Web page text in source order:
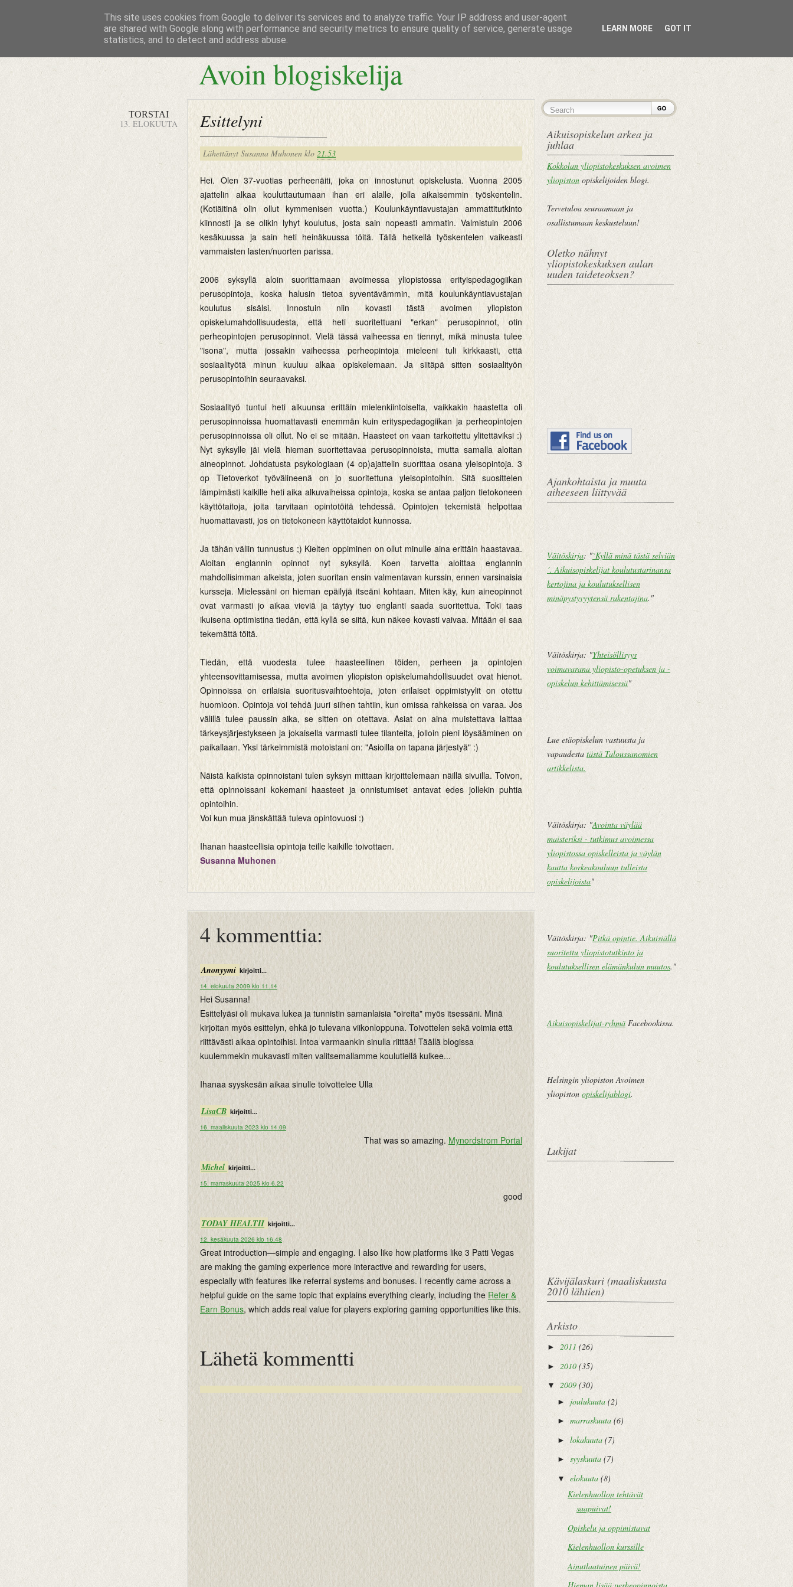
Avoin blogiskelija
TORSTAI
13. ELOKUUTA Esittelyni
Lähettänyt Susanna Muhonen klo 21.53
Hei. Olen 37-vuotias perheenäiti, joka on innostunut opiskelusta. Vuonna 2005
ajattelin alkaa kouluttautumaan ihan eri alalle, jolla aikaisemmin työskentelin.
(Kotiäitinä olin ollut kymmenisen vuotta.) Koulunkäyntiavustajan ammattitutkinto
kiinnosti ja se olikin lyhyt koulutus, josta sain nopeasti ammatin. Valmistuin 2006
kesäkuussa ja sain heti heinäkuussa töitä. Tällä hetkellä työskentelen vaikeasti
vammaisten lasten/nuorten parissa.
2006 syksyllä aloin suorittamaan avoimessa yliopistossa erityispedagogiikan
perusopintoja, koska halusin tietoa syventävämmin, mitä koulunkäyntiavustajan
koulutus sisälsi. Innostuin niin kovasti tästä avoimen yliopiston
opiskelumahdollisuudesta, että heti suoritettuani "erkan" perusopinnot, otin
perheopintojen perusopinnot. Vielä tässä vaiheessa en tiennyt, mikä minusta tulee
"isona", mutta jossakin vaiheessa perheopintoja mieleeni tuli kirkkaasti, että
sosiaalityötä minun kuuluu alkaa opiskelemaan. Ja siitäpä sitten sosiaalityön
perusopintoihin seuraavaksi.
Sosiaalityö tuntui heti alkuunsa erittäin mielenkiintoiselta, vaikkakin haastetta oli
perusopinnoissa huomattavasti enemmän kuin erityspedagogiikan ja perheopintojen
perusopinnoissa oli ollut. No ei se mitään. Haasteet on vaan tarkoitettu ylitettäviksi :)
Nyt syksylle jäi vielä hieman suoritettavaa perusopinnoista, mutta samalla aloitan
aineopinnot. Johdatusta psykologiaan (4 op)ajattelin suorittaa osana yleisopintoja. 3
op Tietoverkot työvälineenä on jo suoritettuna yleisopintoihin. Sitä suosittelen
lämpimästi kaikille heti aika alkuvaiheissa opintoja, koska se antaa paljon tietokoneen
käyttötaitoja, joita tarvitaan opintotöitä tehdessä. Opintojen tekemistä helpottaa
huomattavasti, jos on tietokoneen käyttötaidot kunnossa.
Ja tähän väliin tunnustus ;) Kielten oppiminen on ollut minulle aina erittäin haastavaa.
Aloitan englannin opinnot nyt syksyllä. Koen tarvetta aloittaa englannin
mahdollisimman alkeista, joten suoritan ensin valmentavan kurssin, ennen varsinaisia
kursseja. Mielessäni on hieman epäilyjä itseäni kohtaan. Miten käy, kun aineopinnot
ovat varmasti jo aikaa vieviä ja täytyy tuo englanti saada suoritettua. Toki taas
ikuisena optimistina tiedän, että kyllä se siitä, kun näkee kovasti vaivaa. Mitään ei saa
tekemättä töitä.
Tiedän, että vuodesta tulee haasteellinen töiden, perheen ja opintojen
yhteensovittamisessa, mutta avoimen yliopiston opiskelumahdollisuudet ovat hienot.
Opinnoissa on erilaisia suoritusvaihtoehtoja, joten erilaiset oppimistyylit on otettu
huomioon. Opintoja voi tehdä juuri siihen tahtiin, kun omissa rahkeissa on varaa. Jos
välillä tulee paussin aika, se sitten on otettava. Asiat on aina muistettava laittaa
tärkeysjärjestykseen ja jokaisella varmasti tulee tilanteita, jolloin pieni löysääminen on
paikallaan. Yksi tärkeimmistä motoistani on: "Asioilla on tapana järjestyä" :)
Näistä kaikista opinnoistani tulen syksyn mittaan kirjoittelemaan näillä sivuilla. Toivon,
että opinnoissani kokemani haasteet ja onnistumiset antavat edes jollekin puhtia
opintoihin.
Voi kun mua jänskättää tuleva opintovuosi :)
Ihanan haasteellisia opintoja teille kaikille toivottaen.
Susanna Muhonen
4 kommenttia:
Anonyymi kirjoitti...
14. elokuuta 2009 klo 11.14
Hei Susanna!
Esittelyäsi oli mukava lukea ja tunnistin samanlaisia "oireita" myös itsessäni. Minä
kirjoitan myös esittelyn, ehkä jo tulevana viikonloppuna. Toivottelen sekä voimia että
riittävästi aikaa opintoihisi. Intoa varmaankin sinulla riittää! Täällä blogissa
kuulemmekin mukavasti miten valitsemallamme koulutiellä kulkee...
Ihanaa syyskesän aikaa sinulle toivottelee Ulla
LisaCB kirjoitti...
16. maaliskuuta 2023 klo 14.09
That was so amazing. Mynordstrom Portal
Michel kirjoitti...
15. marraskuuta 2025 klo 6.22
good
TODAY HEALTH kirjoitti...
12. kesäkuuta 2026 klo 16.48
Great introduction—simple and engaging. I also like how platforms like 3 Patti Vegas
are making the gaming experience more interactive and rewarding for users,
especially with features like referral systems and bonuses. I recently came across a
helpful guide on the same topic that explains everything clearly, including the Refer &
Earn Bonus, which adds real value for players exploring gaming opportunities like this.
Lähetä kommentti
Aikuisopiskelun arkea ja
juhlaa
Kokkolan yliopistokeskuksen avoimen
yliopiston opiskelijoiden blogi.
Tervetuloa seuraamaan ja
osallistumaan keskusteluun!
Oletko nähnyt
yliopistokeskuksen aulan
uuden taideteoksen?
Ajankohtaista ja muuta
aiheeseen liittyvää
Väitöskirja: "`Kyllä minä tästä selviän
´. Aikuisopiskelijat koulutustarinansa
kertojina ja koulutuksellisen
minäpystyvyytensä rakentajina."
Väitöskirja: "Yhteisöllisyys
voimavarana yliopisto-opetuksen ja -
opiskelun kehittämisessä"
Lue etäopiskelun vastuusta ja
vapaudesta tästä Taloussanomien
artikkelista.
Väitöskirja: "Avointa väylää
maisteriksi - tutkimus avoimessa
yliopistossa opiskelleista ja väylän
kautta korkeakouluun tulleista
opiskelijoista"
Väitöskirja: "Pitkä opintie. Aikuisiällä
suoritettu yliopistotutkinto ja
koulutuksellisen elämänkulun muutos."
Aikuisopiskelijat-ryhmä Facebookissa.
Helsingin yliopiston Avoimen
yliopiston opiskelijablogi.
Lukijat
Kävijälaskuri (maaliskuusta
2010 lähtien)
Arkisto
► 2011 (26)
► 2010 (35)
▼ 2009 (30)
► joulukuuta (2)
► marraskuuta (6)
► lokakuuta (7)
► syyskuuta (7)
▼ elokuuta (8)
Kielenhuollon tehtävät
saapuivat!
Opiskelu ja oppimistavat
Kielenhuollon kurssille
Ainutlaatuinen päivä!
This site uses cookies from Google to deliver its services and to analyze traffic. Your IP address and user-agent
are shared with Google along with performance and security metrics to ensure quality of service, generate usage
statistics, and to detect and address abuse.
LEARN MORE GOT IT